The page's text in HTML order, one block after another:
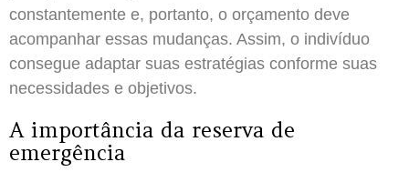
constantemente e, portanto, o orçamento deve
acompanhar essas mudanças. Assim, o indivíduo
consegue adaptar suas estratégias conforme suas
necessidades e objetivos.
A importância da reserva de
emergência